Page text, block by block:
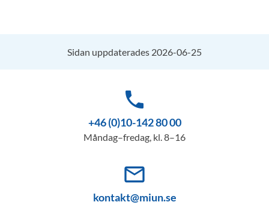
Sidan uppdaterades 2026-06-25
phone
+46 (0)10-142 80 00
Måndag–fredag, kl. 8–16
mail_outline
kontakt@miun.se